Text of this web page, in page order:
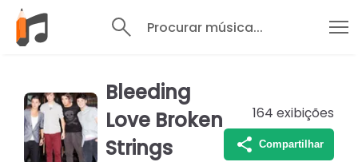
Procurar música...
Bleeding
Love Broken
Strings
164 exibições
Compartilhar